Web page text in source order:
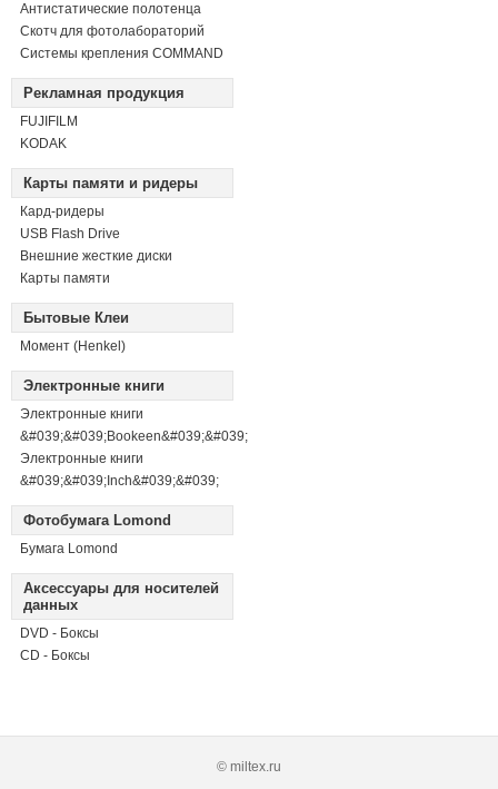
Антистатические полотенца
Скотч для фотолабораторий
Системы крепления COMMAND
Рекламная продукция
FUJIFILM
KODAK
Карты памяти и ридеры
Кард-ридеры
USB Flash Drive
Внешние жесткие диски
Карты памяти
Бытовые Клеи
Момент (Henkel)
Электронные книги
Электронные книги
&#039;&#039;Bookeen&#039;&#039;
Электронные книги
&#039;&#039;Inch&#039;&#039;
Фотобумага Lomond
Бумага Lomond
Аксессуары для носителей
данных
DVD - Боксы
CD - Боксы
© miltex.ru